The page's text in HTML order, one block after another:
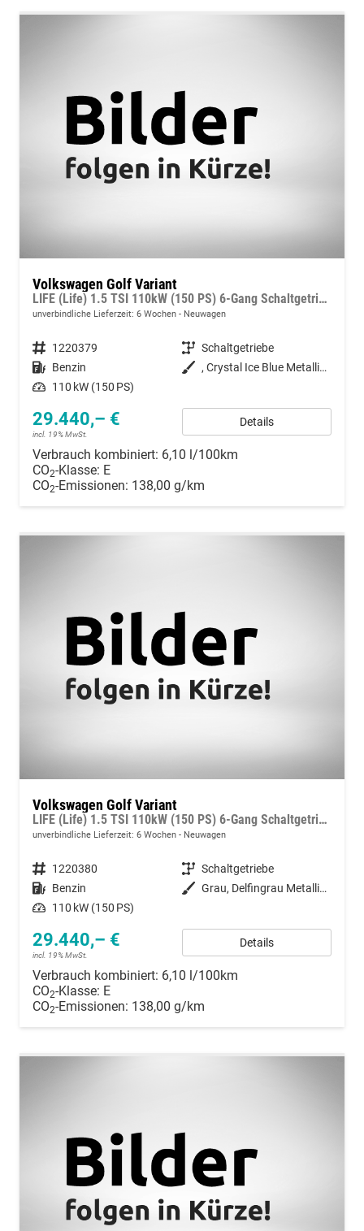
Volkswagen Golf Variant
LIFE (Life) 1.5 TSI 110kW (150 PS) 6-Gang Schaltgetriebe
unverbindliche Lieferzeit: 6 Wochen Neuwagen
Fahrzeugnummer 1220379 Getriebe Schaltgetriebe
Kraftstoff Benzin Außenfarbe
, Crystal Ice Blue Metallic (3Y)
Leistung 110 kW (150 PS)
29.440,– €
incl. 19% MwSt.
Details
Verbrauch kombiniert: 6,10 l/100km
CO2-Klasse: E
CO2-Emissionen: 138,00 g/km
Volkswagen Golf Variant
LIFE (Life) 1.5 TSI 110kW (150 PS) 6-Gang Schaltgetriebe
unverbindliche Lieferzeit: 6 Wochen Neuwagen
Fahrzeugnummer 1220380 Getriebe Schaltgetriebe
Kraftstoff Benzin Außenfarbe
Grau, Delfingrau Metallic (B0)
Leistung 110 kW (150 PS)
29.440,– €
incl. 19% MwSt.
Details
Verbrauch kombiniert: 6,10 l/100km
CO2-Klasse: E
CO2-Emissionen: 138,00 g/km